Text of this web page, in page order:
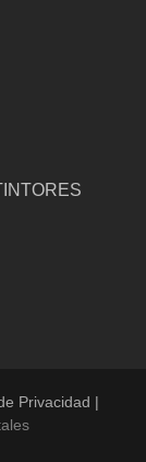
Privacidad |